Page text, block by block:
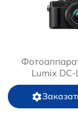
Lumix